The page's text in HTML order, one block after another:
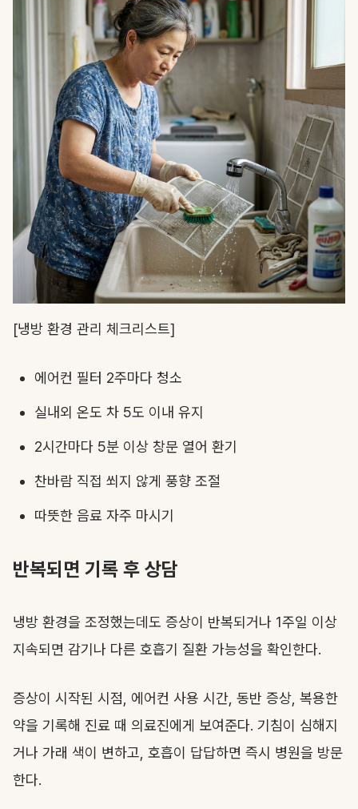
[냉방 환경 관리 체크리스트]
에어컨 필터 2주마다 청소
실내외 온도 차 5도 이내 유지
2시간마다 5분 이상 창문 열어 환기
찬바람 직접 쐬지 않게 풍향 조절
따뜻한 음료 자주 마시기
반복되면 기록 후 상담
냉방 환경을 조정했는데도 증상이 반복되거나 1주일 이상
지속되면 감기나 다른 호흡기 질환 가능성을 확인한다.
증상이 시작된 시점, 에어컨 사용 시간, 동반 증상, 복용한
약을 기록해 진료 때 의료진에게 보여준다. 기침이 심해지
거나 가래 색이 변하고, 호흡이 답답하면 즉시 병원을 방문
한다.